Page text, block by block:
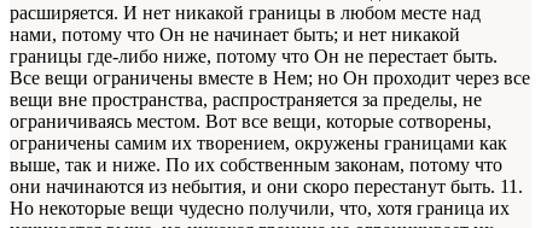
расширяется. И нет никакой границы в любом месте над
нами, потому что Он не начинает быть; и нет никакой
границы где-либо ниже, потому что Он не перестает быть.
Все вещи ограничены вместе в Нем; но Он проходит через все
вещи вне пространства, распространяется за пределы, не
ограничиваясь местом. Вот все вещи, которые сотворены,
ограничены самим их творением, окружены границами как
выше, так и ниже. По их собственным законам, потому что
они начинаются из небытия, и они скоро перестанут быть. 11.
Но некоторые вещи чудесно получили, что, хотя граница их